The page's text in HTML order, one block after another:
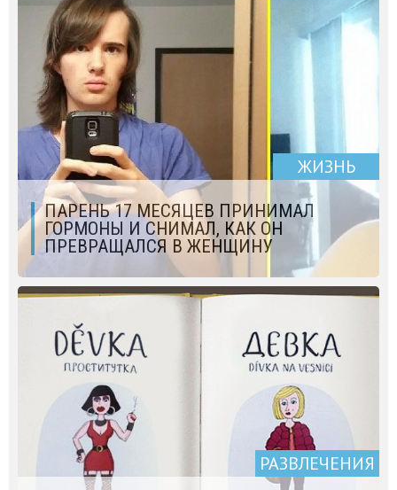
ЖИЗНЬ
ПАРЕНЬ 17 МЕСЯЦЕВ ПРИНИМАЛ
ГОРМОНЫ И СНИМАЛ, КАК ОН
ПРЕВРАЩАЛСЯ В ЖЕНЩИНУ
РАЗВЛЕЧЕНИЯ